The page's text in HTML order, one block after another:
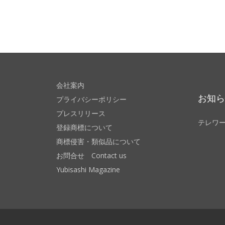
会社案内
プライバシーポリシー
プレスリリース
登録商標について
商標侵害・類似品について
お問合せ Contact us
Yubisashi Magazine
お知
テレワ